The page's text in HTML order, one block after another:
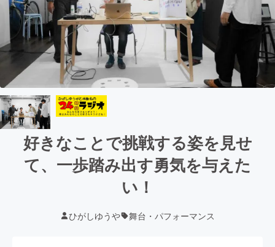
好きなことで挑戦する姿を見せ
て、一歩踏み出す勇気を与えた
い！
ひがしゆうや 舞台・パフォーマンス